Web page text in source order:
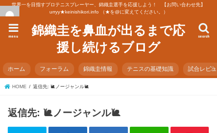
世界一を目指すプロテニスプレーヤー、錦織圭選手を応援しよう！ 【お問い合わせ先】
urryy★keinishikori.info （★を@に変えてください。）
錦織圭を鼻血が出るまで応
援し続けるブログ
search
menu
ホーム フォーラム 錦織圭情報 テニスの基礎知識 試合レビ
HOME 返信先: 🐌ノージャンル🐌
返信先: 🐌ノージャンル🐌